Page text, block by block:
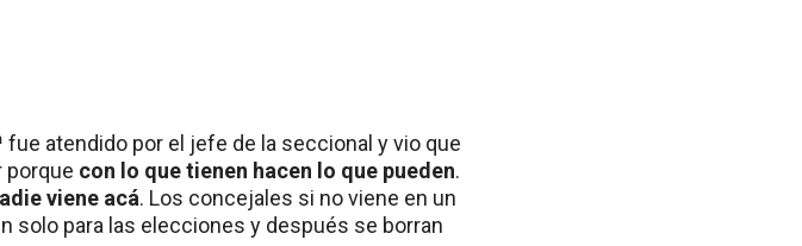
atendido por el jefe de la seccional y vio que
porque con lo que tienen hacen lo que pueden.
viene acá. Los concejales si no viene en un
solo para las elecciones y después se borran